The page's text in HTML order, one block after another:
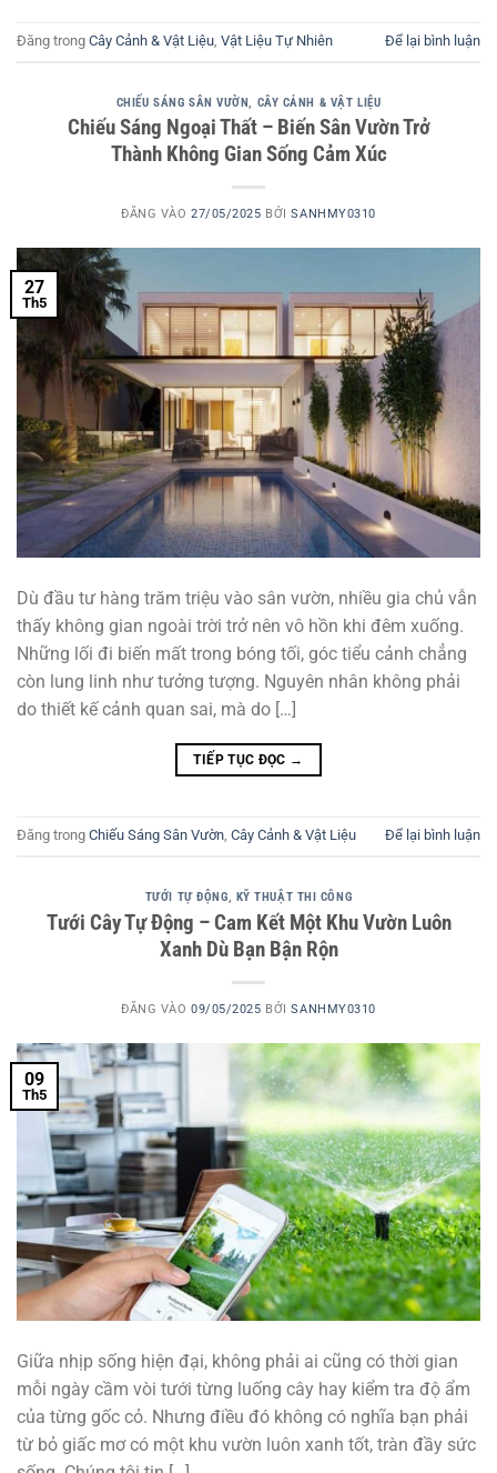
Đăng trong Cây Cảnh & Vật Liệu Vật Liệu Tự Nhiên Để lại bình luận
CHIẾU SÁNG SÂN VƯỜN, CÂY CẢNH & VẬT LIỆU
Chiếu Sáng Ngoại Thất – Biến Sân Vườn Trở
Thành Không Gian Sống Cảm Xúc
ĐĂNG VÀO 27/05/2025 BỞISANHMY0310
27
Th5
Dù đầu tư hàng trăm triệu vào sân vườn, nhiều gia chủ vẫn
thấy không gian ngoài trời trở nên vô hồn khi đêm xuống.
Những lối đi biến mất trong bóng tối, góc tiểu cảnh chẳng
còn lung linh như tưởng tượng. Nguyên nhân không phải
do thiết kế cảnh quan sai, mà do […]
TIẾP TỤC ĐỌC →
Đăng trong Chiếu Sáng Sân Vườn, Cây Cảnh & Vật Liệu Để lại bình luận
TƯỚI TỰ ĐỘNG, KỸ THUẬT THI CÔNG
Tưới Cây Tự Động – Cam Kết Một Khu Vườn Luôn
Xanh Dù Bạn Bận Rộn
ĐĂNG VÀO 09/05/2025 BỞISANHMY0310
09
Th5
Giữa nhịp sống hiện đại, không phải ai cũng có thời gian
mỗi ngày cầm vòi tưới từng luống cây hay kiểm tra độ ẩm
của từng gốc cỏ. Nhưng điều đó không có nghĩa bạn phải
từ bỏ giấc mơ có một khu vườn luôn xanh tốt, tràn đầy sức